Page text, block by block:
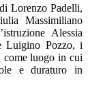
Lorenzo Padelli,
Massimiliano
Alessia
Luigino Pozzo, i
come luogo in cui
e duraturo in